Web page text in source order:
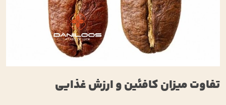
تفاوت میزان کافئین و ارزش غذایی